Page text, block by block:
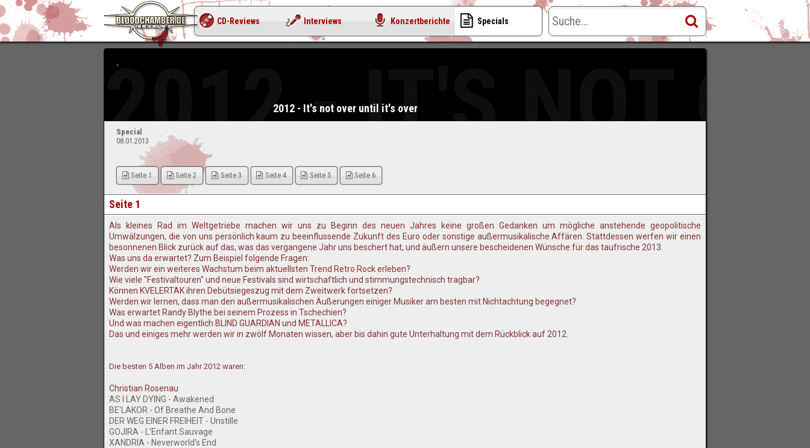
2012 - IT'S NOT
2012 - It's not over until it's over
Special
08.01.2013
Seite 1 Seite 2 Seite 3 Seite 4 Seite 5 Seite 6
Seite 1
Als kleines Rad im Weltgetriebe machen wir uns zu Beginn des neuen Jahres keine großen Gedanken um mögliche anstehende geopolitische
Umwälzungen, die von uns persönlich kaum zu beeinflussende Zukunft des Euro oder sonstige außermusikalische Affären. Stattdessen werfen wir einen
besonnenen Blick zurück auf das, was das vergangene Jahr uns beschert hat, und äußern unsere bescheidenen Wünsche für das taufrische 2013.
Was uns da erwartet? Zum Beispiel folgende Fragen:
Werden wir ein weiteres Wachstum beim aktuellsten Trend Retro Rock erleben?
Wie viele "Festivaltouren" und neue Festivals sind wirtschaftlich und stimmungstechnisch tragbar?
Können KVELERTAK ihren Debütsiegeszug mit dem Zweitwerk fortsetzen?
Werden wir lernen, dass man den außermusikalischen Äußerungen einiger Musiker am besten mit Nichtachtung begegnet?
Was erwartet Randy Blythe bei seinem Prozess in Tschechien?
Und was machen eigentlich BLIND GUARDIAN und METALLICA?
Das und einiges mehr werden wir in zwölf Monaten wissen, aber bis dahin gute Unterhaltung mit dem Rückblick auf 2012.
Die besten 5 Alben im Jahr 2012 waren:
Christian Rosenau
AS I LAY DYING - Awakened
BE'LAKOR - Of Breathe And Bone
DER WEG EINER FREIHEIT - Unstille
GOJIRA - L'Enfant Sauvage
XANDRIA - Neverworld's End
CD-Reviews Interviews Konzertberichte Specials